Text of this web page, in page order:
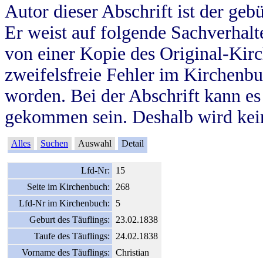
Autor dieser Abschrift ist der
Er weist auf folgende
von einer Kopie des Original-
zweifelsfreie Fehler im
worden. Bei der Abschrift kann
gekommen sein. Deshalb wird
Alles Suchen Auswahl Detail
Lfd-Nr:
15
Seite im Kirchenbuch:
268
Lfd-Nr im Kirchenbuch:
5
Geburt des Täuflings:
23.02.1838
Taufe des Täuflings:
24.02.1838
Vorname des Täuflings:
Christian